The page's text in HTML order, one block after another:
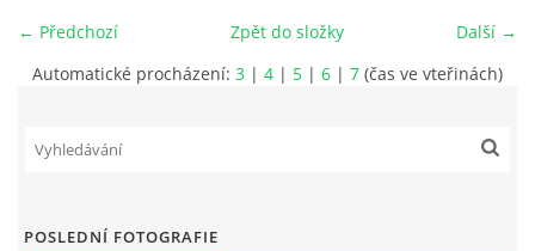
CENÍK SLUŽEB
PŘISPĚVEK ČUS KARVINA -PODPORA SPORTU V
MORAVSKOSLEZSKÉM KRAJI
NÁHRADNÍ TERMÍN BRIGÁDY PRO TY KTEŘÍ SE
← Předchozí Další →
Zpět do složky
Automatické procházení: 3 | 4 | 5 | 6 | 7 (čas ve vteřinách)
POSLEDNÍ FOTOGRAFIE